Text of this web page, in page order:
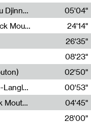
Non à l'émigration Clandestine - Rukku Djinne Squad (Eden Tinto Collins)
05'04"
Mama Counda, l'esprit du puits - Pierrick Mouton
24'14"
26'35"
08'23"
02'50"
Dans la nuit les nuages - Théo Robine-Langlois
00'53"
Bathi Diabaye - Tambacounda (Pierrick Mouton)
04'45"
28'00"